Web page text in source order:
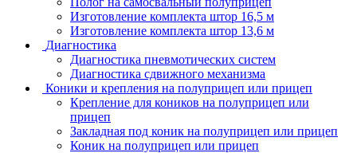
Изготовление комплекта штор 16,5 м
Изготовление комплекта штор 13,6 м
Диагностика
Диагностика пневмотических систем
Диагностика сдвижного механизма
Коники и крепления на полуприцеп или прицеп
Крепление для коников на полуприцеп или
прицеп
Закладная под коник на полуприцеп или прицеп
Коник на полуприцеп или прицеп